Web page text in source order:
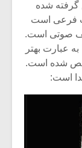
شده
فرعی است
صوتی است.
عبارت بهتر
شده است.
است: